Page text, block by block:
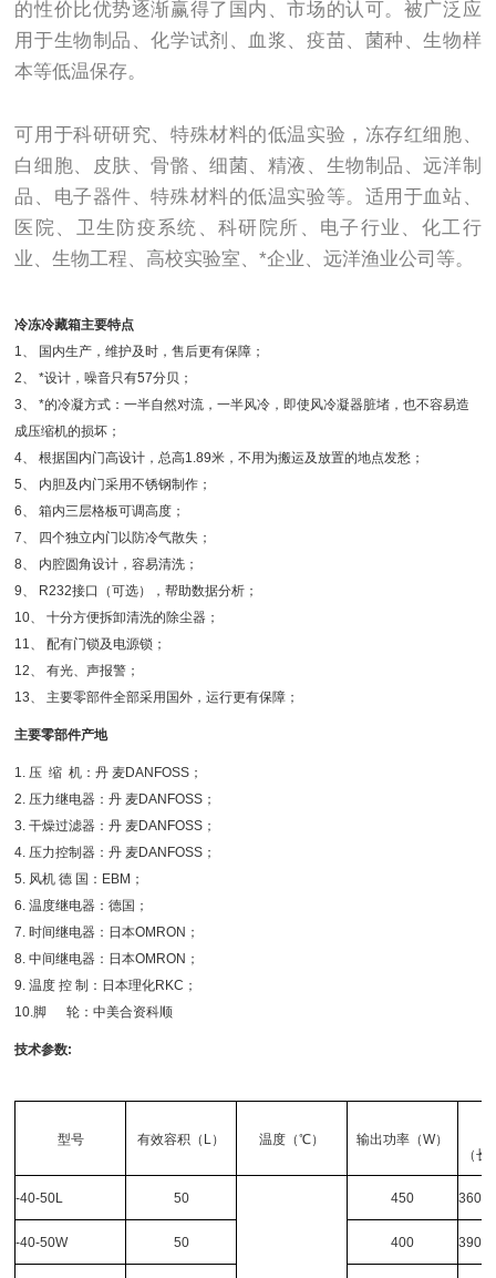
的性价比优势逐渐赢得了国内、市场的认可。被广泛应
用于生物制品、化学试剂、血浆、疫苗、菌种、生物样
本等低温保存。
可用于科研研究、特殊材料的低温实验，冻存红细胞、
白细胞、皮肤、骨骼、细菌、精液、生物制品、远洋制
品、电子器件、特殊材料的低温实验等。适用于血站、
医院、卫生防疫系统、科研院所、电子行业、化工行
业、生物工程、高校实验室、*企业、远洋渔业公司等。
冷冻冷藏箱主要特点
1、 国内生产，维护及时，售后更有保障；
2、 *设计，噪音只有57分贝；
3、 *的冷凝方式：一半自然对流，一半风冷，即使风冷凝器脏堵，也不容易造
成压缩机的损坏；
4、 根据国内门高设计，总高1.89米，不用为搬运及放置的地点发愁；
5、 内胆及内门采用不锈钢制作；
6、 箱内三层格板可调高度；
7、 四个独立内门以防冷气散失；
8、 内腔圆角设计，容易清洗；
9、 R232接口（可选），帮助数据分析；
10、 十分方便拆卸清洗的除尘器；
11、 配有门锁及电源锁；
12、 有光、声报警；
13、 主要零部件全部采用国外，运行更有保障；
主要零部件产地
1. 压 缩 机：丹 麦DANFOSS；
2. 压力继电器：丹 麦DANFOSS；
3. 干燥过滤器：丹 麦DANFOSS；
4. 压力控制器：丹 麦DANFOSS；
5. 风机 德 国：EBM；
6. 温度继电器：德国；
7. 时间继电器：日本OMRON；
8. 中间继电器：日本OMRON；
9. 温度 控 制：日本理化RKC；
10.脚 轮：中美合资科顺
技术参数:
型号 有效容积（L） 温度（℃） 输出功率（W）
（
-40-50L 50 450
-40-50W 50 400